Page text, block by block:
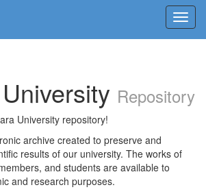
Repository
University repository!
archive created to preserve and
results of our university. The works of
and students are available to
and research purposes.